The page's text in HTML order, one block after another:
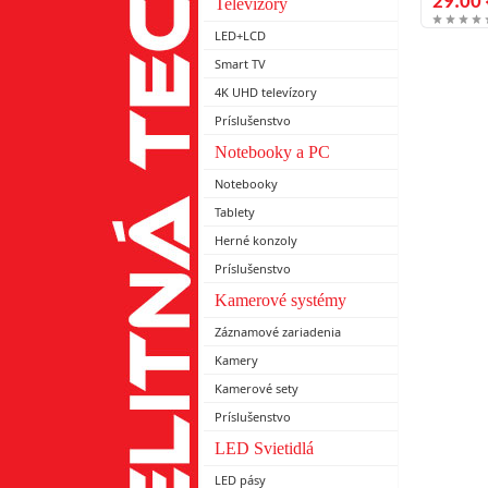
Televízory
LED+LCD
Smart TV
4K UHD televízory
Príslušenstvo
Notebooky a PC
Notebooky
Tablety
Herné konzoly
Príslušenstvo
Kamerové systémy
Záznamové zariadenia
Kamery
Kamerové sety
Príslušenstvo
LED Svietidlá
LED pásy